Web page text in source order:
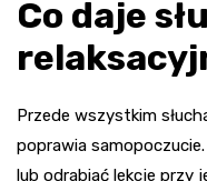
Co daje
Przede wszystkim
poprawia
lub odrabiać lekcje przy